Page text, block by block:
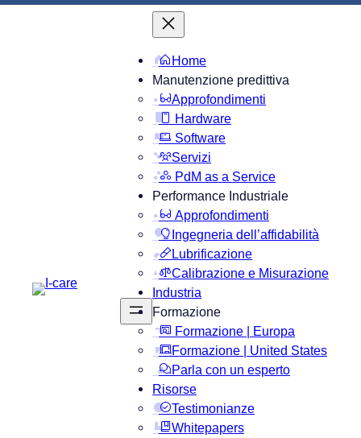
Home
Manutenzione predittiva
Approfondimenti
Hardware
Software
Servizi
PdM as a Service
Performance Industriale
Approfondimenti
Ingegneria dell’affidabilità
Lubrificazione
Calibrazione e Misurazione
Industria
Formazione
Formazione | Europa
Formazione | United States
Parla con un esperto
Risorse
Testimonianze
Whitepapers